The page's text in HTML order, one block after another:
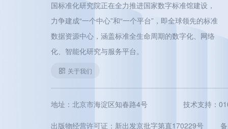
国标准化研究院正在全力推进国家数字标准馆建设，
力争建成“一个中心”和“一个平台”，即全球领先的标准
数据资源中心，涵盖标准全生命周期的数字化、网络
化、智能化研究与服务平台。
关于我们
地址：北京市海淀区知春路4号 技术支持：
出版物经营许可证：新出发京批字第直170229号